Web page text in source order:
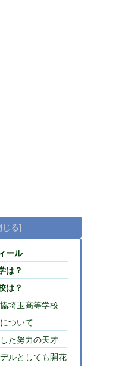
ール
は？
は？
埼玉高等学校
ついて
た努力の天才
ルとしても開花